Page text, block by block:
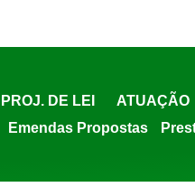
DE LEI ATUAÇÃO
Emendas Propostas